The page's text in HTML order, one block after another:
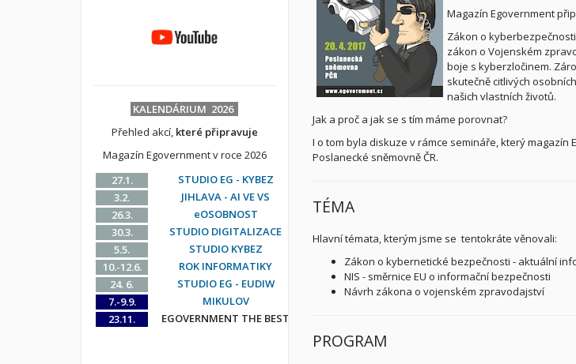
Magazín Egovernment
Zákon o
zákon o Vojenském
boje s kyberzločinem.
skutečně citlivých
našich vlastních životů.
Jak a proč a jak se s tím máme porovnat?
I o tom byla diskuze v rámce semináře, který magazín
Poslanecké sněmovně ČR.
TÉMA
Hlavní témata, kterým jsme se tentokráte věnovali:
Zákon o kybernetické bezpečnosti - aktuální
NIS - směrnice EU o informační bezpečnosti
Návrh zákona o vojenském zpravodajství
PROGRAM
KALENDÁRIUM 2026
Přehled akcí, které připravuje
Magazín Egovernment v roce 2026
27.1.
STUDIO EG - KYBEZ
3.2.
JIHLAVA - AI VE VS
26.3.
eOSOBNOST
30.3.
STUDIO DIGITALIZACE
5.5.
STUDIO KYBEZ
10.-12.6.
ROK INFORMATIKY
24. 6.
STUDIO EG - EUDIW
7.-9.9.
MIKULOV
23.11.
EGOVERNMENT THE BEST